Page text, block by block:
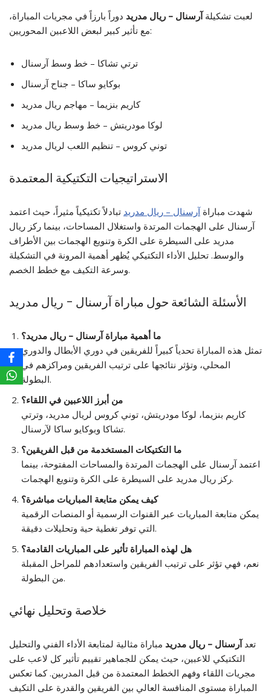
لعبت تشكيلةآرسنال – ريال مدريد دوراً بارزاً في مجريات المباراة،
مع تأثير كبير لبعض اللاعبين المحوريين:
ترتي تشاكا – خط وسط آرسنال
بوكايو ساكا – جناح آرسنال
كاريم بنزيما – مهاجم ريال مدريد
لوكا مودريتش – خط وسط ريال مدريد
توني كروس – تنظيم اللعب لريال مدريد
الاستراتيجيات التكتيكية المعتمدة
شهدت مباراةآرسنال – ريال مدريد تبادلاً تكتيكياً مثيراً، حيث اعتمد
آرسنال على الهجمات المرتدة واستغلال المساحات، بينما ركز ريال
مدريد على السيطرة على الكرة وتنويع الهجمات بين الأطراف
والوسط. تحليل الأداء التكتيكي يُظهر أهمية المرونة في التشكيلة
وسرعة التكيف مع خطط الخصم.
الأسئلة الشائعة حول مباراة آرسنال – ريال مدريد
ما أهمية مباراة آرسنال – ريال مدريد؟
تمثل هذه المباراة تحدياً كبيراً للفريقين في دوري الأبطال والدوري
المحلي، وتؤثر نتائجها على ترتيب الفريقين ومراكزهم في
البطولة.
من أبرز اللاعبين في اللقاء؟
كاريم بنزيما، لوكا مودريتش، توني كروس لريال مدريد، وترتي
تشاكا وبوكايو ساكا لآرسنال.
ما التكتيكات المستخدمة من قبل الفريقين؟
اعتمد آرسنال على الهجمات المرتدة والمساحات المفتوحة، بينما
ركز ريال مدريد على السيطرة على الكرة وتنويع الهجمات.
كيف يمكن متابعة المباريات مباشرة؟
يمكن متابعة المباريات عبر القنوات الرسمية أو المنصات الرقمية
التي توفر تغطية حية وتحليلات دقيقة.
هل لهذه المباراة تأثير على المباريات القادمة؟
نعم، فهي تؤثر على ترتيب الفريقين واستعدادهم للمراحل المقبلة
من البطولة.
خلاصة وتحليل نهائي
تعدآرسنال – ريال مدريد مباراة مثالية لمتابعة الأداء الفني والتحليل
التكتيكي للاعبين، حيث يمكن للجماهير تقييم تأثير كل لاعب على
مجريات اللقاء وفهم الخطط المعتمدة من قبل المدربين. كما تعكس
المباراة مستوى المنافسة العالي بين الفريقين والقدرة على التكيف